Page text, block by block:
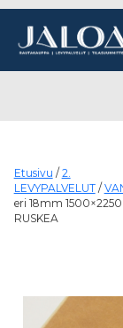
Etusivu / 2.
LEVYPALVELUT/
eri 18mm
RUSKEA